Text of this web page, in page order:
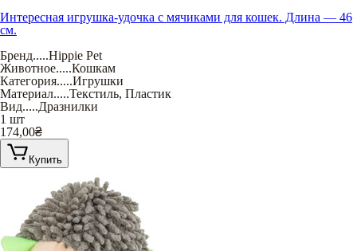
Интересная игрушка-удочка с мячиками для кошек. Длина — 46
см.
Бренд.....Hippie Pet
Животное.....Кошкам
Категория.....Игрушки
Материал.....Текстиль, Пластик
Вид.....Дразнилки
1 шт
174,00₴
Купить